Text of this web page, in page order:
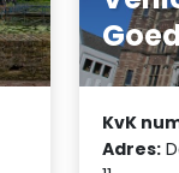
KvK
Adres: